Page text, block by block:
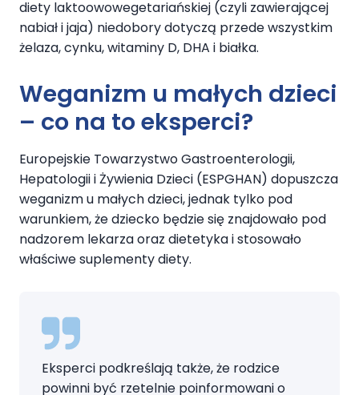
diety laktoowowegetariańskiej (czyli zawierającej
nabiał i jaja) niedobory dotyczą przede wszystkim
żelaza, cynku, witaminy D, DHA i białka.
Weganizm u małych dzieci
– co na to eksperci?
Europejskie Towarzystwo Gastroenterologii,
Hepatologii i Żywienia Dzieci (ESPGHAN) dopuszcza
weganizm u małych dzieci, jednak tylko pod
warunkiem, że dziecko będzie się znajdowało pod
nadzorem lekarza oraz dietetyka i stosowało
właściwe suplementy diety.
Eksperci podkreślają także, że rodzice
powinni być rzetelnie poinformowani o